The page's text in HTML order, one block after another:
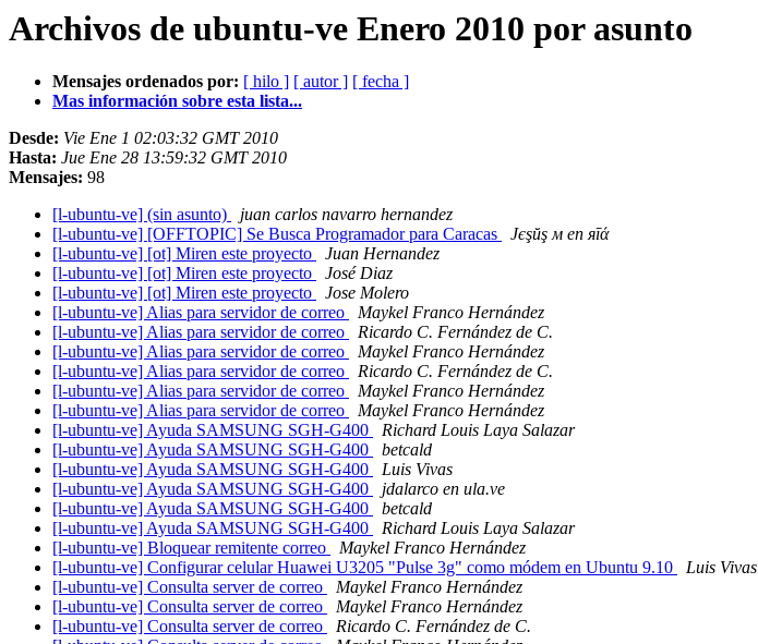
Archivos de ubuntu-ve Enero 2010 por asunto
Mensajes ordenados por: [ hilo ] [ autor ] [ fecha ]
Mas información sobre esta lista...
Desde: Vie Ene 1 02:03:32 GMT 2010
Hasta: Jue Ene 28 13:59:32 GMT 2010
Mensajes: 98
[l-ubuntu-ve] (sin asunto)
juan carlos navarro hernandez
[l-ubuntu-ve] [OFFTOPIC] Se Busca Programador para Caracas
Jєşŭş м en яīά
[l-ubuntu-ve] [ot] Miren este proyecto
Juan Hernandez
[l-ubuntu-ve] [ot] Miren este proyecto
José Diaz
[l-ubuntu-ve] [ot] Miren este proyecto
Jose Molero
[l-ubuntu-ve] Alias para servidor de correo
Maykel Franco Hernández
[l-ubuntu-ve] Alias para servidor de correo
Ricardo C. Fernández de C.
[l-ubuntu-ve] Alias para servidor de correo
Maykel Franco Hernández
[l-ubuntu-ve] Alias para servidor de correo
Ricardo C. Fernández de C.
[l-ubuntu-ve] Alias para servidor de correo
Maykel Franco Hernández
[l-ubuntu-ve] Alias para servidor de correo
Maykel Franco Hernández
[l-ubuntu-ve] Ayuda SAMSUNG SGH-G400
Richard Louis Laya Salazar
[l-ubuntu-ve] Ayuda SAMSUNG SGH-G400
betcald
[l-ubuntu-ve] Ayuda SAMSUNG SGH-G400
Luis Vivas
[l-ubuntu-ve] Ayuda SAMSUNG SGH-G400
jdalarco en ula.ve
[l-ubuntu-ve] Ayuda SAMSUNG SGH-G400
betcald
[l-ubuntu-ve] Ayuda SAMSUNG SGH-G400
Richard Louis Laya Salazar
[l-ubuntu-ve] Bloquear remitente correo
Maykel Franco Hernández
[l-ubuntu-ve] Configurar celular Huawei U3205 "Pulse 3g" como módem en Ubuntu 9.10
Luis Vivas
[l-ubuntu-ve] Consulta server de correo
Maykel Franco Hernández
[l-ubuntu-ve] Consulta server de correo
Maykel Franco Hernández
[l-ubuntu-ve] Consulta server de correo
Ricardo C. Fernández de C.